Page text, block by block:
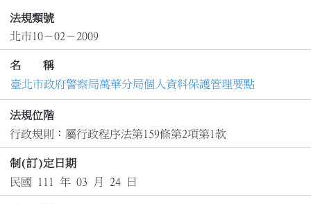
法規類號
北市10－02－2009
名 稱
臺北市政府警察局萬華分局個人資料保護管理要點
法規位階
行政規則：屬行政程序法第159條第2項第1款
制(訂)定日期
民國 111 年 03 月 24 日